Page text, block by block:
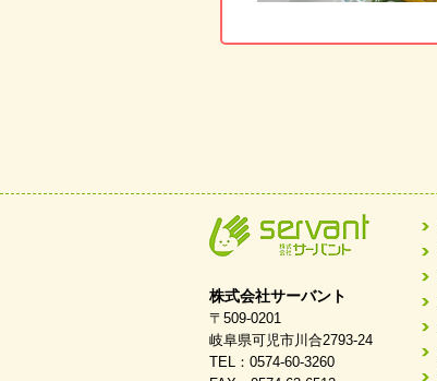
株式会社サーバント
〒509-0201
岐阜県可児市川合2793-24
TEL：0574-60-3260